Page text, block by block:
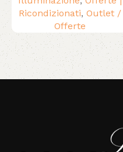
Ricondizionati, Outlet /
Offerte
Read More